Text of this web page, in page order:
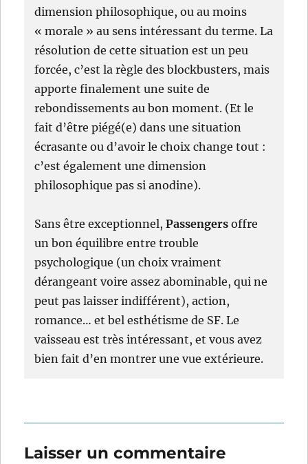
dimension philosophique, ou au moins
« morale » au sens intéressant du terme. La
résolution de cette situation est un peu
forcée, c’est la règle des blockbusters, mais
apporte finalement une suite de
rebondissements au bon moment. (Et le
fait d’être piégé(e) dans une situation
écrasante ou d’avoir le choix change tout :
c’est également une dimension
philosophique pas si anodine).
Sans être exceptionnel,Passengers offre
un bon équilibre entre trouble
psychologique (un choix vraiment
dérangeant voire assez abominable, qui ne
peut pas laisser indifférent), action,
romance… et bel esthétisme de SF. Le
vaisseau est très intéressant, et vous avez
bien fait d’en montrer une vue extérieure.
Laisser un commentaire